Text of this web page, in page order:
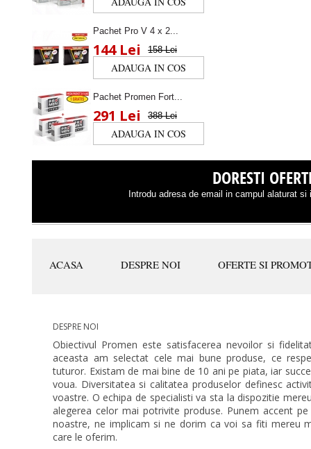
Pachet Pro V 4 x 2...
144 Lei 158 Lei
Pachet Promen Fort...
291 Lei 388 Lei
DORESTI
Introdu adresa de email in campul alaturat
ACASA DESPRE NOI OFERTE SI
DESPRE NOI
Obiectivul Promen este satisfacerea nevoilor si
aceasta am selectat cele mai bune produse, ce
tuturor. Existam de mai bine de 10 ani pe piata, iar
voua. Diversitatea si calitatea produselor definesc
voastre. O echipa de specialisti va sta la dispozitie
alegerea celor mai potrivite produse. Punem accent
noastre, ne implicam si ne dorim ca voi sa fiti mereu
care le oferim.